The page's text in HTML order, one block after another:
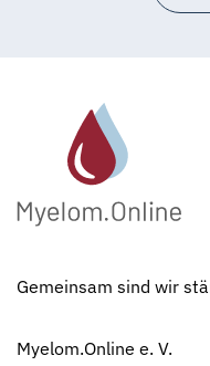
Gemeinsam sind wir
Myelom.Online e. V.